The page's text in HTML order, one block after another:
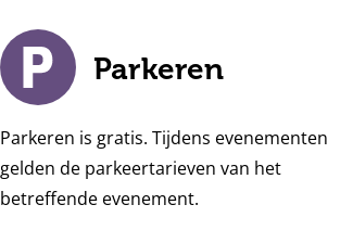
Parkeren
Parkeren is gratis. Tijdens evenementen
gelden de parkeertarieven van het
betreffende evenement.